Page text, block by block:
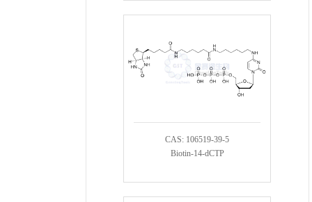
CAS: 106519-39-5
Biotin-14-dCTP